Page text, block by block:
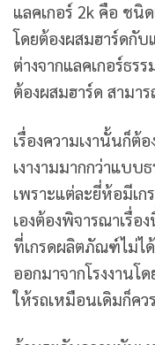
แลคเกอร์ 2k คือ ชนิ
โดยต้องผสมฮาร์ดกั
ต่างจากแลคเกอร์ธร
ต้องผสมฮาร์ด สามา
เรื่องความเงานั้นก็ต้
เงางามมากกว่าแบบ
เพราะแต่ละยี่ห้อมีเ
เองต้องพิจารณาเรื่อ
ที่เกรดผลิตภัณฑ์ไม่
ออกมาจากโรงงานโ
ให้รถเหมือนเดิมก็ค